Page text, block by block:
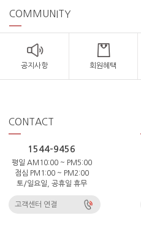
COMMUNITY
공지사항 회원혜택
CONTACT
1544-9456
평일 AM10:00 ~ PM5:00
점심 PM1:00 ~ PM2:00
토/일요일, 공휴일 휴무
고객센터 연결